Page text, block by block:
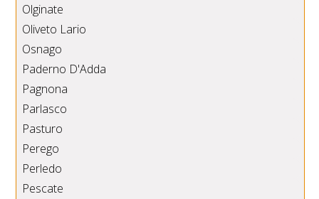
Olginate
Oliveto Lario
Osnago
Paderno D'Adda
Pagnona
Parlasco
Pasturo
Perego
Perledo
Pescate